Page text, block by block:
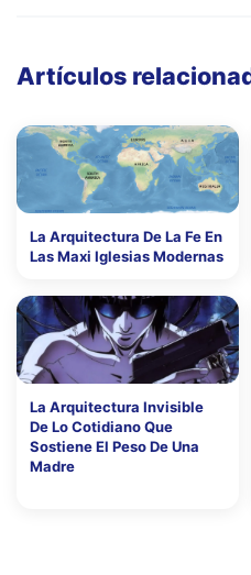
Artículos
La Arquitectura De La Fe En
Las Maxi Iglesias Modernas
La Arquitectura Invisible
De Lo Cotidiano Que
Sostiene El Peso De Una
Madre